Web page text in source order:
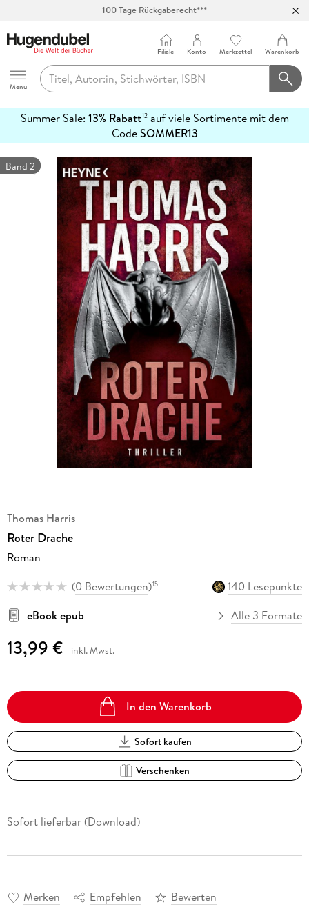
100 Tage Rückgaberecht***
Hugendubel
Menu
Filiale Konto Merkzettel Warenkorb
Summer Sale: 13% Rabatt12auf viele Sortimente mit dem
CodeSOMMER13
erfahren
Band 2
Thomas Harris
Roter Drache
Roman
(0 Bewertungen)15
140 Lesepunkte
eBook epub
Alle 3 Formate
13,99 € inkl. Mwst.
In den Warenkorb
Sofort kaufen
Verschenken
Sofort lieferbar (Download)
Merken Empfehlen Bewerten